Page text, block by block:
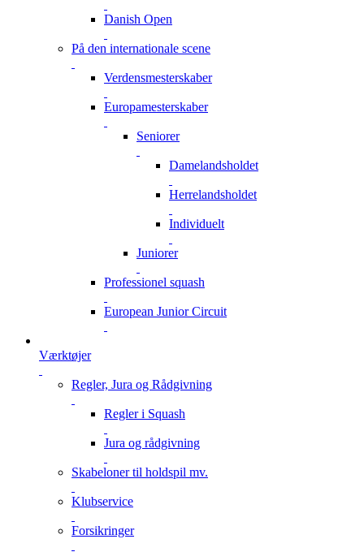
Danish Open
På den internationale scene
Verdensmesterskaber
Europamesterskaber
Seniorer
Damelandsholdet
Herrelandsholdet
Individuelt
Juniorer
Professionel squash
European Junior Circuit
Værktøjer
Regler, Jura og Rådgivning
Regler i Squash
Jura og rådgivning
Skabeloner til holdspil mv.
Klubservice
Forsikringer